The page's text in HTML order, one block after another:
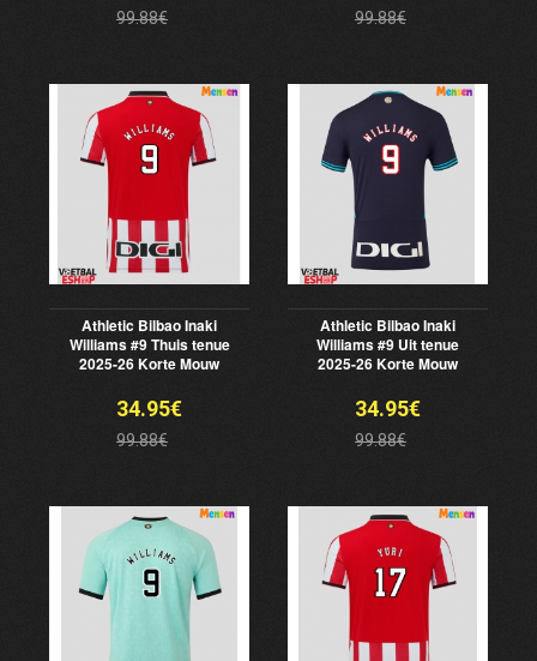
99.88€ 99.88€
Athletic Bilbao Inaki
Williams #9 Thuis tenue
2025-26 Korte Mouw
34.95€
99.88€
Athletic Bilbao Inaki
Williams #9 Uit tenue
2025-26 Korte Mouw
34.95€
99.88€